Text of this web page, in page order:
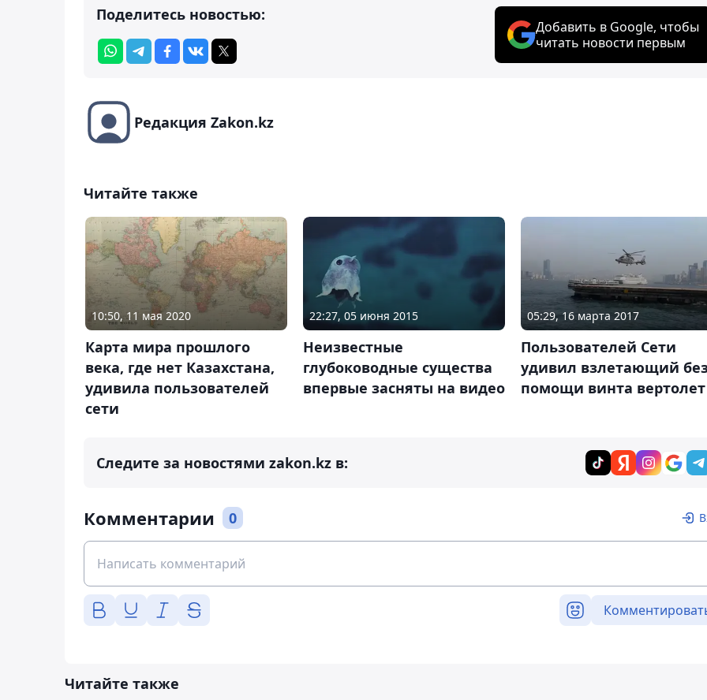
Поделитесь новостью:
Добавить в Google, чтобы
читать новости первым
Редакция Zakon.kz
Читайте также
10:50, 11 мая 2020
Карта мира прошлого
века, где нет Казахстана,
удивила пользователей
сети
22:27, 05 июня 2015
Неизвестные
глубоководные существа
впервые засняты на видео
05:29, 16 марта 2017
Пользователей Сети
удивил взлетающий
помощи винта вертолет
Следите за новостями zakon.kz в:
Комментарии 0
Читайте также